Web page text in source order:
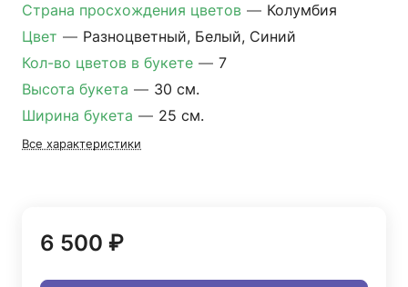
Страна просхождения цветов — Колумбия
Цвет — Разноцветный, Белый, Синий
Кол-во цветов в букете — 7
Высота букета — 30 см.
Ширина букета — 25 см.
Все характеристики
6 500 ₽